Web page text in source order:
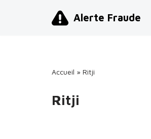
Alerte Fraude
Accueil » Ritji
Ritji